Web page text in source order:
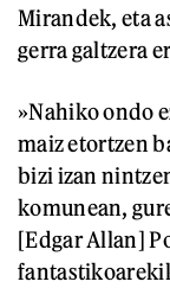
Mirandek, eta
gerra galtzera
»Nahiko ondo
maiz etortzen
bizi izan
komunean,
[Edgar Allan]